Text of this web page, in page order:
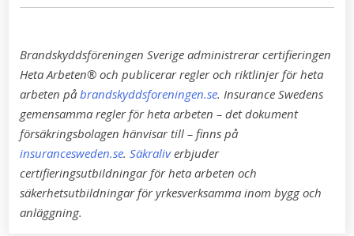
Brandskyddsföreningen Sverige administrerar certifieringen
Heta Arbeten® och publicerar regler och riktlinjer för heta
arbeten på brandskyddsforeningen.se. Insurance Swedens
gemensamma regler för heta arbeten – det dokument
försäkringsbolagen hänvisar till – finns på
insurancesweden.se. Säkraliverbjuder
certifieringsutbildningar för heta arbeten och
säkerhetsutbildningar för yrkesverksamma inom bygg och
anläggning.